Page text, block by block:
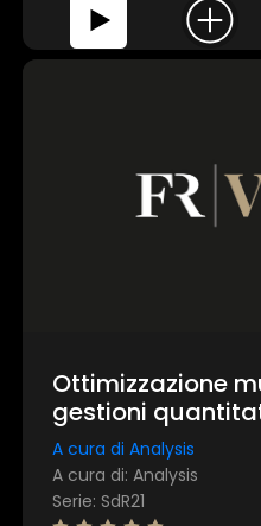
Ottimizzazione
gestioni
A cura di Analysis
A cura di: Analysis
Serie: SdR21